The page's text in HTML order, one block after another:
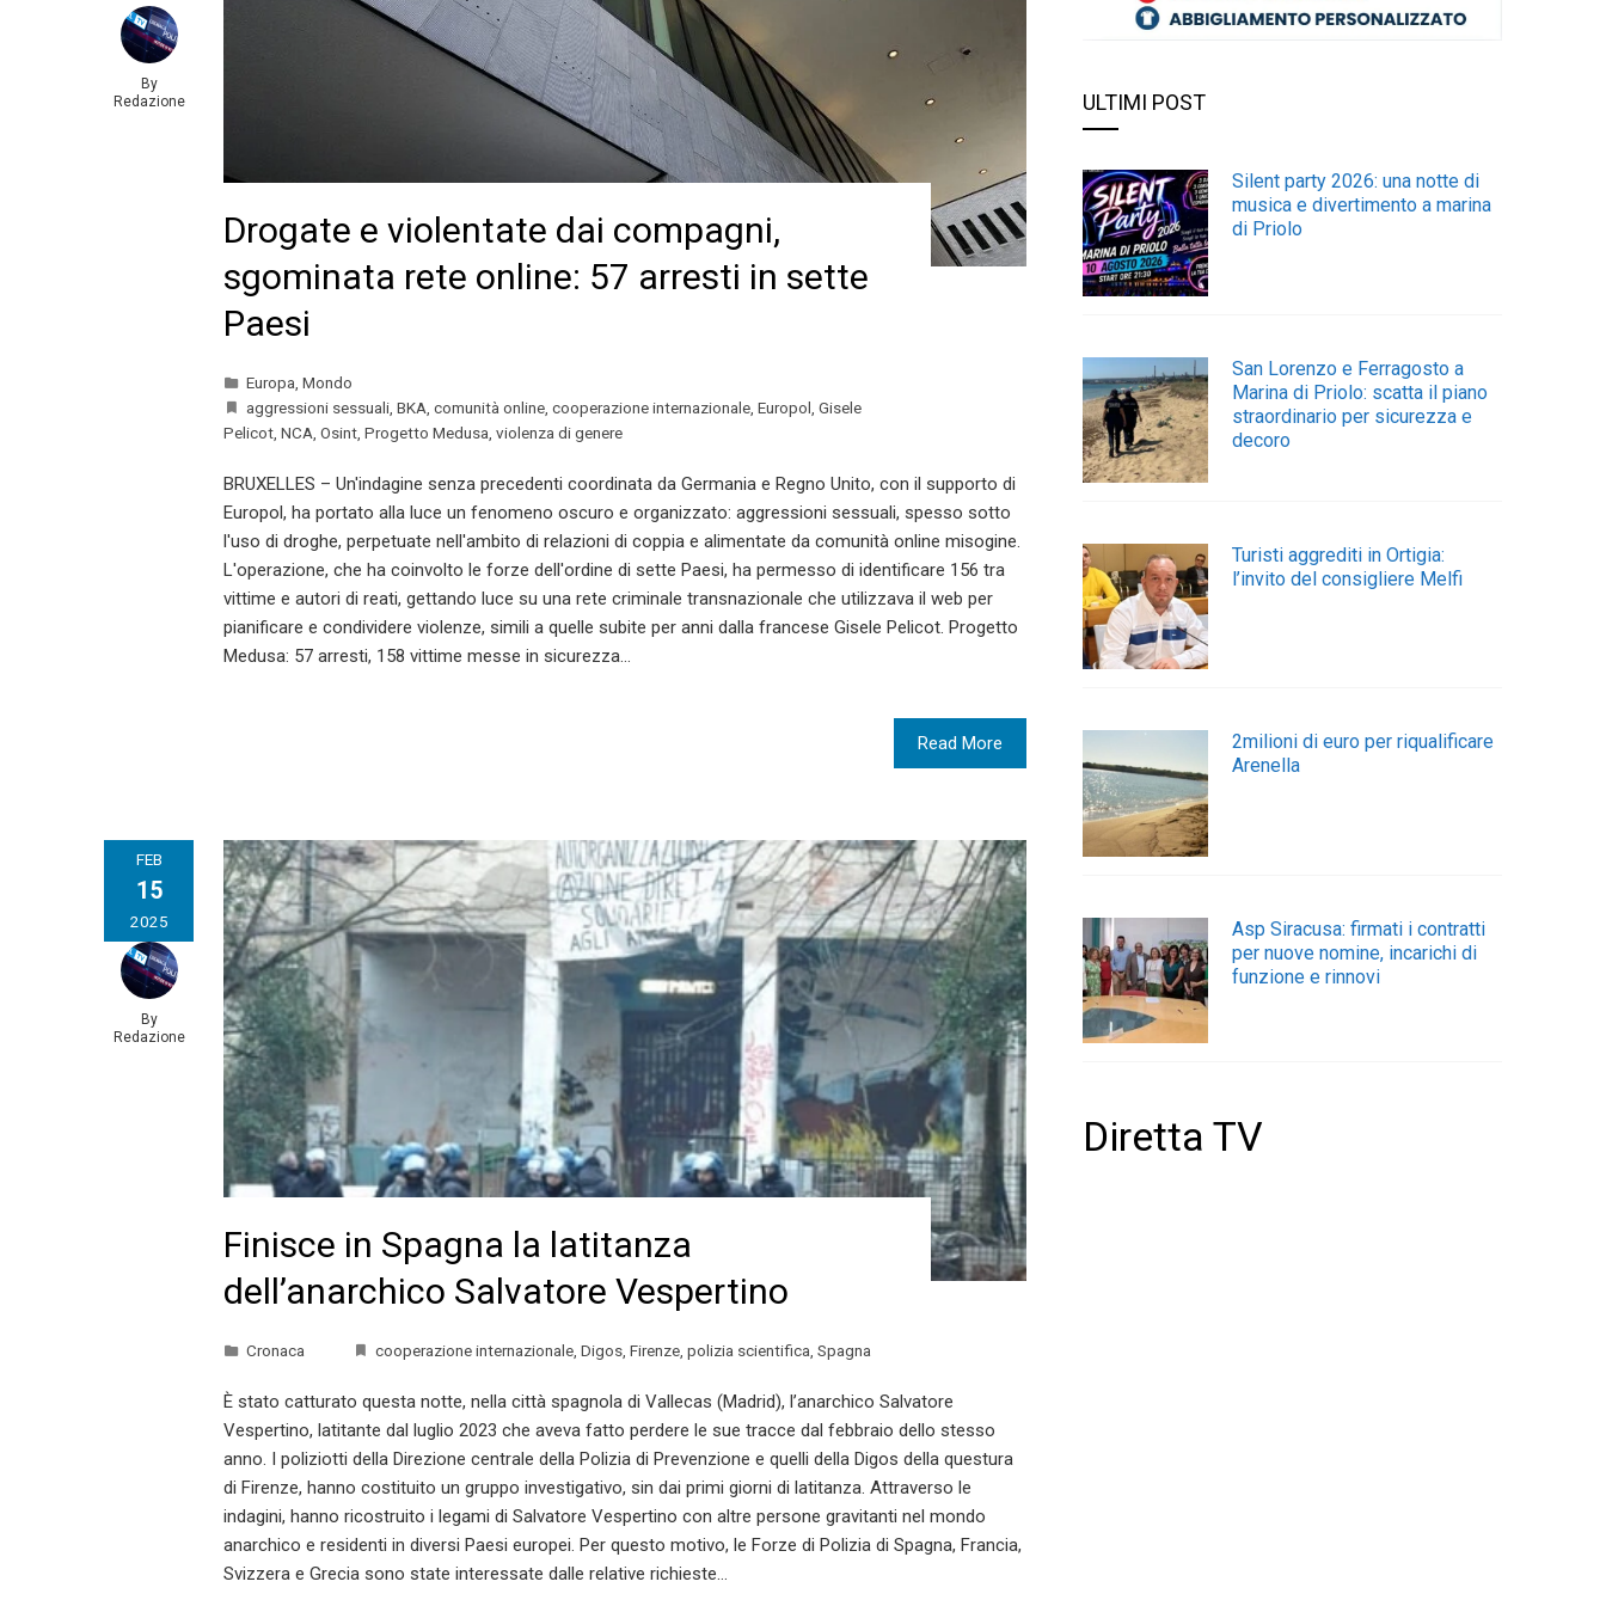
By
Redazione
Drogate e violentate dai compagni,
sgominata rete online: 57 arresti in sette
Paesi
Europa Mondo
aggressioni sessuali BKA comunità online cooperazione internazionale Europol Gisele
Pelicot NCA Osint Progetto Medusa violenza di genere
BRUXELLES – Un'indagine senza precedenti coordinata da Germania e Regno Unito, con il supporto di
Europol, ha portato alla luce un fenomeno oscuro e organizzato: aggressioni sessuali, spesso sotto
l'uso di droghe, perpetuate nell'ambito di relazioni di coppia e alimentate da comunità online misogine.
L'operazione, che ha coinvolto le forze dell'ordine di sette Paesi, ha permesso di identificare 156 tra
vittime e autori di reati, gettando luce su una rete criminale transnazionale che utilizzava il web per
pianificare e condividere violenze, simili a quelle subite per anni dalla francese Gisele Pelicot. Progetto
Medusa: 57 arresti, 158 vittime messe in sicurezza…
Read More
FEB
15
2025
By
Redazione
Finisce in Spagna la latitanza
dell’anarchico Salvatore Vespertino
Cronaca cooperazione internazionale, Digos, Firenze, polizia scientifica, Spagna
È stato catturato questa notte, nella città spagnola di Vallecas (Madrid), l’anarchico Salvatore
Vespertino, latitante dal luglio 2023 che aveva fatto perdere le sue tracce dal febbraio dello stesso
anno. I poliziotti della Direzione centrale della Polizia di Prevenzione e quelli della Digos della questura
di Firenze, hanno costituito un gruppo investigativo, sin dai primi giorni di latitanza. Attraverso le
indagini, hanno ricostruito i legami di Salvatore Vespertino con altre persone gravitanti nel mondo
anarchico e residenti in diversi Paesi europei. Per questo motivo, le Forze di Polizia di Spagna, Francia,
Svizzera e Grecia sono state interessate dalle relative richieste…
ULTIMI POST
Silent party 2026: una notte di
musica e divertimento a marina
di Priolo
San Lorenzo e Ferragosto a
Marina di Priolo: scatta il piano
straordinario per sicurezza e
decoro
Turisti aggrediti in Ortigia:
l’invito del consigliere Melfi
2milioni di euro per riqualificare
Arenella
Asp Siracusa: firmati i contratti
per nuove nomine, incarichi di
funzione e rinnovi
Diretta TV